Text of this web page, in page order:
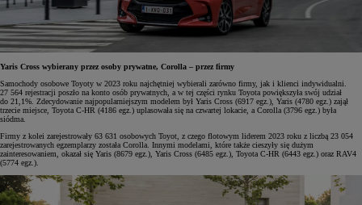
Yaris Cross wybierany przez osoby prywatne, Corolla – przez firmy
Samochody osobowe Toyoty w 2023 roku najchętniej wybierali zarówno firmy, jak i klienci indywidualni.
27 564 rejestracji poszło na konto osób prywatnych, a w tej części rynku Toyota powiększyła swój udział
do 21,1%. Zdecydowanie najpopularniejszym modelem był Yaris Cross (6917 egz.), Yaris (4780 egz.) zajął
trzecie miejsce, Toyota C-HR (4186 egz.) uplasowała się na czwartej lokacie, a Corolla (3796 egz.) była
siódma.
Firmy z kolei zarejestrowały 63 631 osobowych Toyot, z czego flotowym liderem 2023 roku z liczbą 23 054
zarejestrowanych egzemplarzy została Corolla. Innymi modelami, które także cieszyły się dużym
zainteresowaniem, okazał się Yaris (8679 egz.), Yaris Cross (6485 egz.), Toyota C-HR (6443 egz.) oraz RAV4
(5774 egz.).